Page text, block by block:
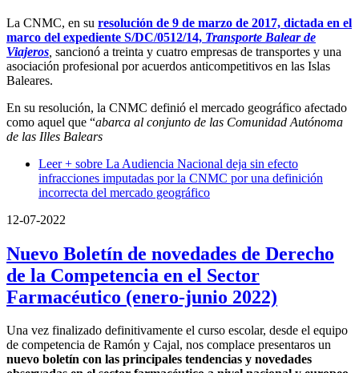
La CNMC, en su resolución de 9 de marzo de 2017, dictada en el
marco del expediente S/DC/0512/14, Transporte Balear de
Viajeros sancionó a treinta y cuatro empresas de transportes y una
asociación profesional por acuerdos anticompetitivos en las Islas
Baleares.
En su resolución, la CNMC definió el mercado geográfico afectado
como aquel que “abarca al conjunto de las Comunidad Autónoma
de las Illes Balears
Leer + sobre La Audiencia Nacional deja sin efecto
infracciones imputadas por la CNMC por una definición
incorrecta del mercado geográfico
12-07-2022
Nuevo Boletín de novedades de Derecho
de la Competencia en el Sector
Farmacéutico (enero-junio 2022)
Una vez finalizado definitivamente el curso escolar, desde el equipo
de competencia de Ramón y Cajal, nos complace presentaros un
nuevo boletín con las principales tendencias y novedades